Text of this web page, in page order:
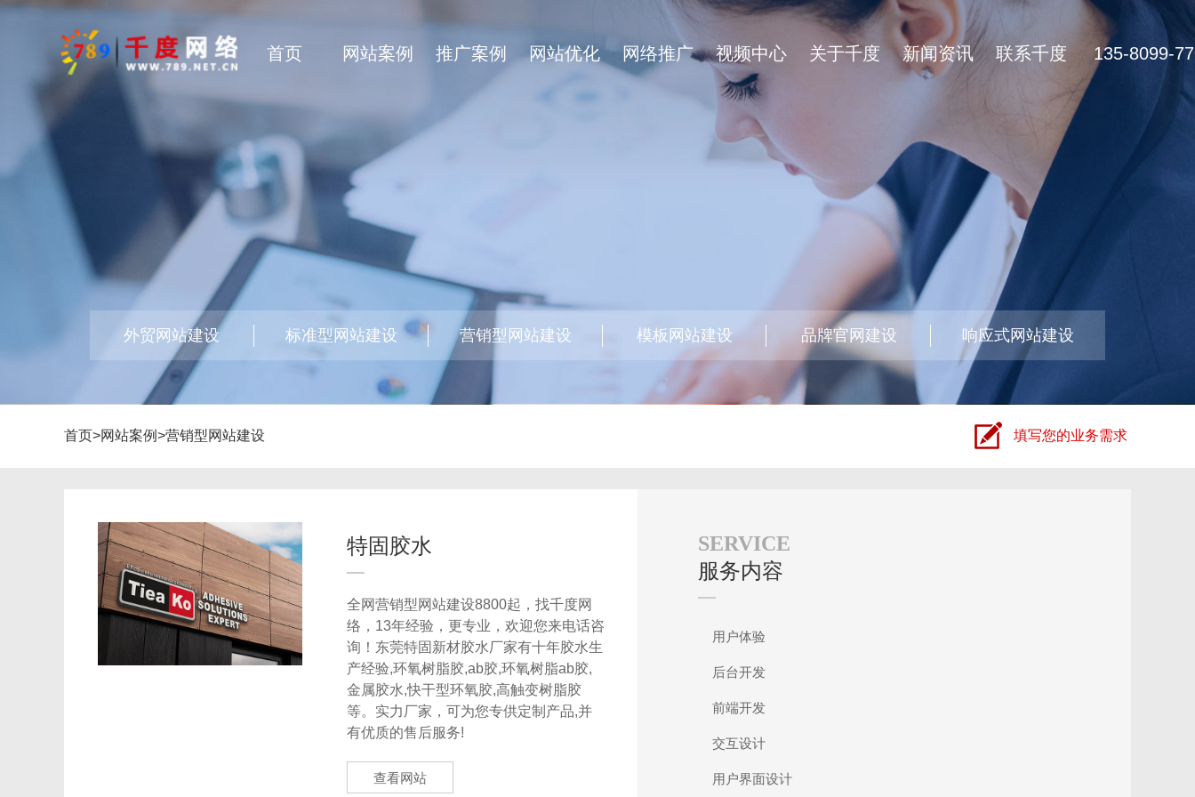
首页 网站案例 推广案例 网站优化 网络推广 视频中心 关于千度 新闻资讯 联系千度 135-8099-
外贸网站建设 标准型网站建设 营销型网站建设 模板网站建设 品牌官网建设 响应式网站建设
首页>网站案例>营销型网站建设 填写您的业务需求
特固胶水
全网营销型网站建设8800起，找千度网
络，13年经验，更专业，欢迎您来电话咨
询！东莞特固新材胶水厂家有十年胶水生
产经验,环氧树脂胶,ab胶,环氧树脂ab胶,
金属胶水,快干型环氧胶,高触变树脂胶
等。实力厂家，可为您专供定制产品,并
有优质的售后服务!
查看网站
SERVICE
服务内容
用户体验
后台开发
前端开发
交互设计
用户界面设计